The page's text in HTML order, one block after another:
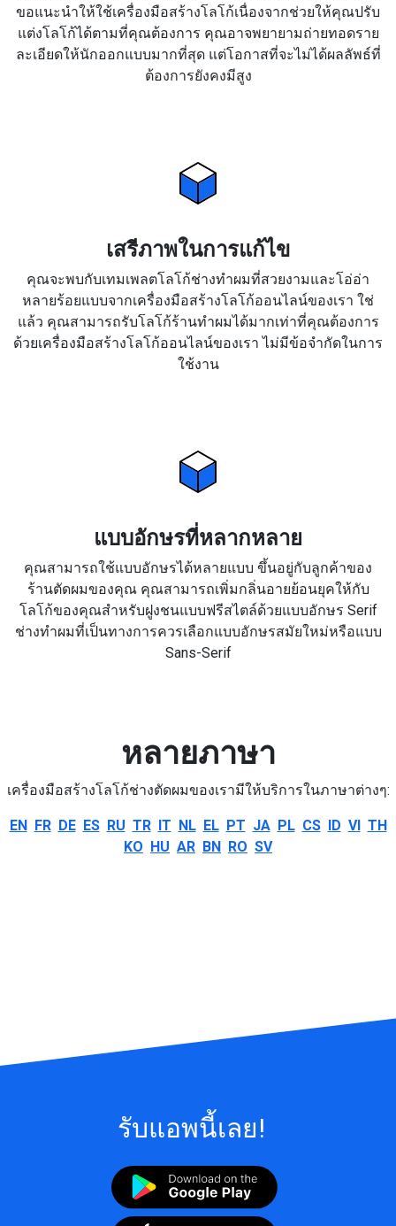
ขอแนะนำให้ใช้เครื่องมือสร้างโลโก้เนื่องจากช่วยให้คุณปรับ
แต่งโลโก้ได้ตามที่คุณต้องการ คุณอาจพยายามถ่ายทอดราย
ละเอียดให้นักออกแบบมากที่สุด แต่โอกาสที่จะไม่ได้ผลลัพธ์ที่
ต้องการยังคงมีสูง
เสรีภาพในการแก้ไข
คุณจะพบกับเทมเพลตโลโก้ช่างทำผมที่สวยงามและโอ่อ่า
หลายร้อยแบบจากเครื่องมือสร้างโลโก้ออนไลน์ของเรา ใช่
แล้ว คุณสามารถรับโลโก้ร้านทำผมได้มากเท่าที่คุณต้องการ
ด้วยเครื่องมือสร้างโลโก้ออนไลน์ของเรา ไม่มีข้อจำกัดในการ
ใช้งาน
แบบอักษรที่หลากหลาย
คุณสามารถใช้แบบอักษรได้หลายแบบ ขึ้นอยู่กับลูกค้าของ
ร้านตัดผมของคุณ คุณสามารถเพิ่มกลิ่นอายย้อนยุคให้กับ
โลโก้ของคุณสำหรับฝูงชนแบบฟรีสไตล์ด้วยแบบอักษร Serif
ช่างทำผมที่เป็นทางการควรเลือกแบบอักษรสมัยใหม่หรือแบบ
Sans-Serif
หลายภาษา
เครื่องมือสร้างโลโก้ช่างตัดผมของเรามีให้บริการในภาษาต่างๆ:
EN FR DE ES RU TR IT NL EL PT JA PL CS ID VI TH
KO HU AR BN RO SV
รับแอพนี้เลย!